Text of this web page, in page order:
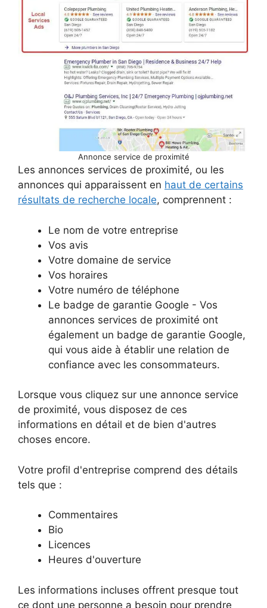
Annonce service de proximité
Les annonces services de proximité, ou les
annonces qui apparaissent en haut de certains
résultats de recherche locale, comprennent :
Le nom de votre entreprise
Vos avis
Votre domaine de service
Vos horaires
Votre numéro de téléphone
Le badge de garantie Google - Vos
annonces services de proximité ont
également un badge de garantie Google,
qui vous aide à établir une relation de
confiance avec les consommateurs.
Lorsque vous cliquez sur une annonce service
de proximité, vous disposez de ces
informations en détail et de bien d'autres
choses encore.
Votre profil d'entreprise comprend des détails
tels que :
Commentaires
Bio
Licences
Heures d'ouverture
Les informations incluses offrent presque tout
ce dont une personne a besoin pour prendre